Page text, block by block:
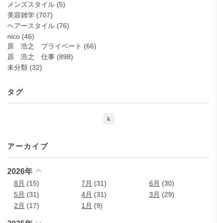
メンズスタイル (5)
美容雑学 (707)
ヘアースタイル (76)
nico (46)
原 浩之 プライベート (66)
原 浩之 仕事 (898)
未分類 (32)
タグ
k
アーカイブ
2026年
8月 (15) 7月 (31) 6月 (30)
5月 (31) 4月 (31) 3月 (29)
2月 (17) 1月 (9)